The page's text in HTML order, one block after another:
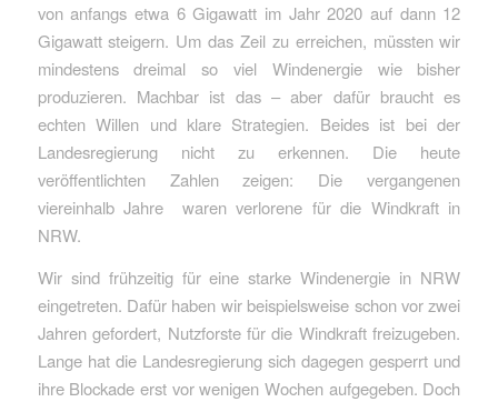
von anfangs etwa 6 Gigawatt im Jahr 2020 auf dann 12
Gigawatt steigern. Um das Zeil zu erreichen, müssten wir
mindestens dreimal so viel Windenergie wie bisher
produzieren. Machbar ist das – aber dafür braucht es
echten Willen und klare Strategien. Beides ist bei der
Landesregierung nicht zu erkennen. Die heute
veröffentlichten Zahlen zeigen: Die vergangenen
viereinhalb Jahre waren verlorene für die Windkraft in
NRW.
Wir sind frühzeitig für eine starke Windenergie in NRW
eingetreten. Dafür haben wir beispielsweise schon vor zwei
Jahren gefordert, Nutzforste für die Windkraft freizugeben.
Lange hat die Landesregierung sich dagegen gesperrt und
ihre Blockade erst vor wenigen Wochen aufgegeben. Doch